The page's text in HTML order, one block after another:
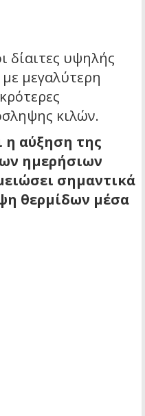
δίαιτες υψηλής
μεγαλύτερη
κιλών.
η αύξηση της
ημερήσιων
σημαντικά
θερμίδων μέσα